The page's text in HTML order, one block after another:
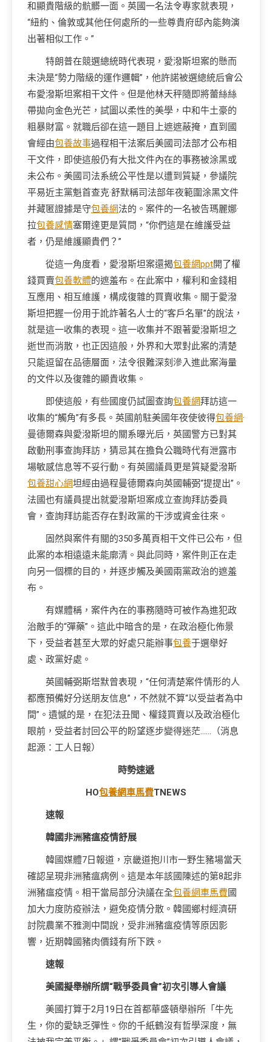
和顯貴階級的骯髒一面。英國一名法令專家就表現，
“紐約、倫敦或其他任何處所的一些尊貴府邸內能夠演
出著相似工作。”
特朗普在競選總統時代表現，愛潑斯坦案的懸而
未決是“勢力階級的運作邏輯”，他許諾被選總統后會公
布愛潑斯坦案相干文件。但是他林天秤隨即將蕾絲絲
帶拋向金色光芒，試圖以柔性的美學，中和牛土豪的
粗暴財富。就職后卻在這一題目上遮遮蔽掩，直到國
會經由包養故事過程相干法案后美國司法部才公布相
干文件，即使這般仍有大批文件內在的事務被涂黑或
未公布。美國司法系統公平性是以遭到質疑，參議院
平易近主黨魁首查克·舒默稱司法部年夜範圍涂黑文件
并藏匿證據是守包養網法的。案件的一名被告瑪麗娜·
拉包養感情塞爾達更是質問，“你們這是在維護受益
者，仍是維護顯貴們？”
從這一角度看，愛潑斯坦案還揭包養網ppt開了權
錢買賣包養軟體的遮羞布。在此案中，權利和金錢相
互應用、相互維護，構成復雜的買賣收集。關于愛潑
斯坦把握一份用于訛詐著名人士的“客戶名單”的說法，
就是這一收集的表現。這一收集并不跟著愛潑斯坦之
逝世而消散，也正因這般，外界和大眾對此案的清楚
只能逗留在品德層面，法令很難深刻滲入進此案海量
的文件以及復雜的顯貴收集。
即使這般，有些國度仍試圖查詢包養網拜訪這一
收集的“觸角”有多長。英國前駐美國年夜使彼得包養網·
曼德爾森與愛潑斯坦的關系曝光后，英國警方已對其
啟動刑事查詢拜訪，猜忌其在擔負公職時代有泄露市
場敏感信息等不妥行動。有英國議員更是質疑愛潑斯
包養甜心網坦經由過程曼德爾森向英國輔弼“提提出”。
法國也有議員提出就愛潑斯坦案成立查詢拜訪委員
會，查詢拜訪能否存在對政黨的干涉或資金往來。
固然與案件有關的350多萬頁相干文件已公布，但
此案的本相遠遠未能廓清。與此同時，案件則正在走
向另一個標的目的，并逐步觸及美國兩黨政治的遮羞
布。
有媒體稱，案件內在的事務隨時可被作為進犯政
治敵手的“彈藥”。這此中暗含的是，在政治極化佈景
下，受益者甚至大眾的好處只能辦事包養于選舉好
處、政黨好處。
英國輔弼斯塔默曾表現，“任何清楚案件情形的人
都應預備好分送朋友信息”，不然就不算“以受益者為中
間”。遺憾的是，在犯法丑聞、權錢買賣以及政治極化
眼前，受益者討回公平的盼望逐步變得迷茫……（消息
起源：工人日報）
時勢速遞
HO包養網車馬費TNEWS
速報
韓國非洲豬瘟疫情舒展
韓國媒體7日報道，京畿道抱川市一野生豬場當天
確認呈現非洲豬瘟病例。這是本年該國陳述的第8起非
洲豬瘟疫情。相干當局部分決議在全包養網車馬費國
加大力度防疫辦法，避免疫情分散。韓國鄉村經濟研
討院農業不雅測中間說，受非洲豬瘟疫情等原因影
響，近期韓國豬肉價錢有所下跌。
速報
美國擬舉辦所謂“戰爭委員會”初次引導人會議
美國打算于2月19日在首都華盛頓舉辦所「牛先
生，你的愛缺乏彈性。你的千紙鶴沒有哲學深度，無